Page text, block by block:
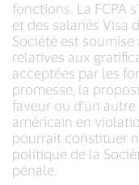
fonctions. La FCPA
et des salariés Visa
Société est
relatives aux
acceptées par les
promesse, la
faveur ou d’un
américain en
pourrait constituer
politique de la
pénale.